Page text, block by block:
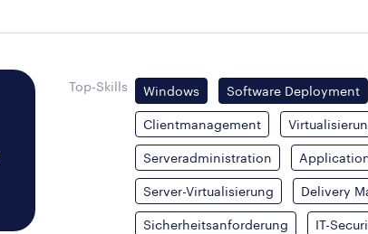
Top-Skills Windows Software Deployment
Clientmanagement
Serveradministration
Server-Virtualisierung Delivery
Sicherheitsanforderung IT-